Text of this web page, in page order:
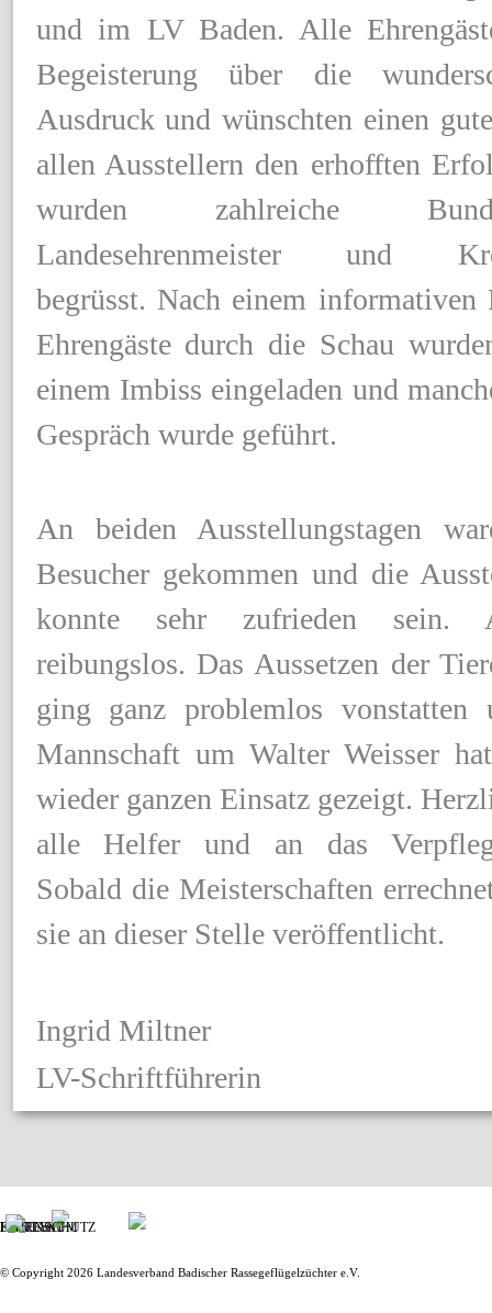
und im LV Baden. Alle
Begeisterung über die
Ausdruck und wünschten einen
allen Ausstellern den erhofften
wurden zahlreiche
Landesehrenmeister und
begrüsst. Nach einem informativen
Ehrengäste durch die Schau
einem Imbiss eingeladen und
Gespräch wurde geführt.
An beiden Ausstellungstagen
Besucher gekommen und die
konnte sehr zufrieden sein.
reibungslos. Das Aussetzen der
ging ganz problemlos vonstatten
Mannschaft um Walter Weisser
wieder ganzen Einsatz gezeigt.
alle Helfer und an das
Sobald die Meisterschaften
sie an dieser Stelle veröffentlicht.
Ingrid Miltner
LV-Schriftführerin
IMPRESSUM
KONTAKT
DATENSCHUTZ
© Copyright 2026 Landesverband Badischer Rassegeflügelzüchter e.V.